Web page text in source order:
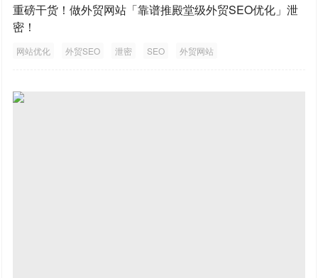
重磅干货！做外贸网站「靠谱推殿堂级外贸SEO优化」泄
密！
网站优化 外贸SEO 泄密 SEO 外贸网站